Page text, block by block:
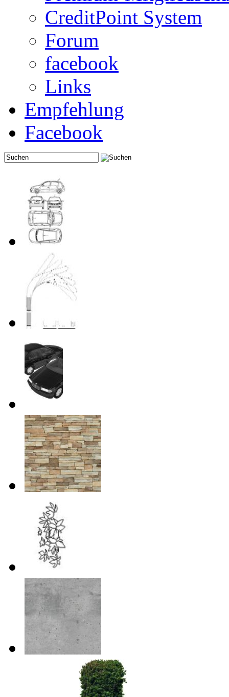
CreditPoint System
Forum
facebook
Links
Empfehlung
Facebook